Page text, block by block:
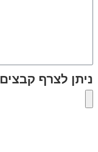
ניתן לצרף קבצים